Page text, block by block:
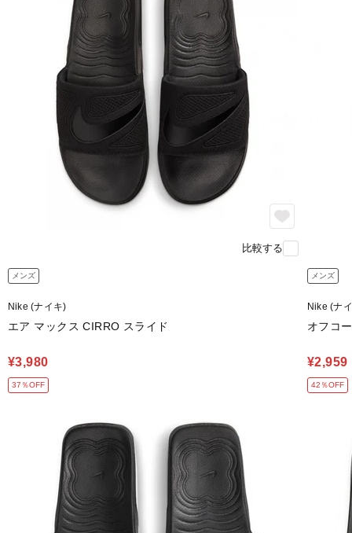
比較する
メンズ
Nike (ナイキ)
エア マックス CIRRO スライド
¥3,980
37％OFF
メンズ
Nike (ナ
オフコ
¥2,959
42％OFF